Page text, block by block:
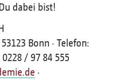
dabei bist!
Bonn · Telefon:
0228 / 97 84 555
·